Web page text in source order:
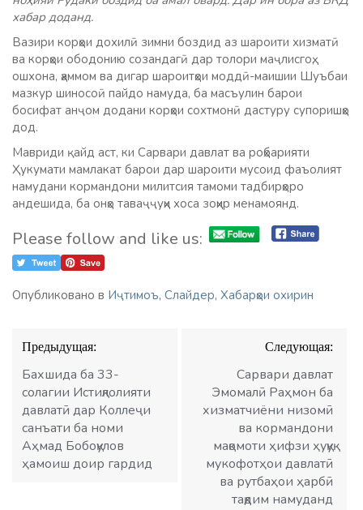
хабар доданд.
Вазири корҳои дохилӣ зимни боздид аз шароити хизматӣ
ва корҳои ободонию созандагӣ дар толори маҷлисгоҳ,
ошхона, ҳаммом ва дигар шароитҳои моддӣ-маишии Шуъбаи
мазкур шиносоӣ пайдо намуда, ба масъулин барои
босифат анҷом додани корҳои сохтмонӣ дастуру супоришҳо
дод.
Мавриди қайд аст, ки Сарвари давлат ва роҳбарияти
Ҳукумати мамлакат барои дар шароити мусоид фаъолият
намудани кормандони милитсия тамоми тадбирҳоро
андешида, ба онҳо таваҷҷуҳи хоса зоҳир менамоянд.
Please follow and like us:
Опубликовано в Иҷтимоъ, Слайдер, Хабарҳои охирин
Навигация
по
записям
Предыдущая:
Бахшида ба 33-
солагии Истиқлолияти
давлатӣ дар Коллеҷи
санъати ба номи
Аҳмад Бобоқулов
ҳамоиш доир гардид
Следующая:
Сарвари давлат
Эмомалӣ Раҳмон ба
хизматчиёни низомӣ
ва кормандони
мақомоти ҳифзи ҳуқуқ
мукофотҳои давлатӣ
ва рутбаҳои ҳарбӣ
тақдим намуданд